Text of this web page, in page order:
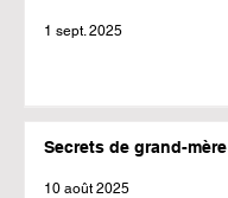
1 sept. 2025
Secrets de grand-mère
10 août 2025